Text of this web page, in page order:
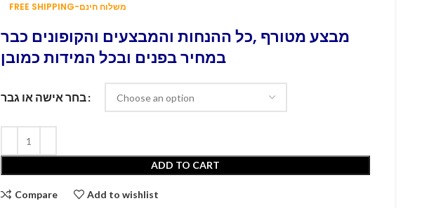
FREE SHIPPING-משלוח חינם
מבצע מטורף ,כל ההנחות והמבצעים והקופונים כבר
במחיר בפנים ובכל המידות כמובן
בחר אישה או גבר
ADD TO CART
Compare Add to wishlist